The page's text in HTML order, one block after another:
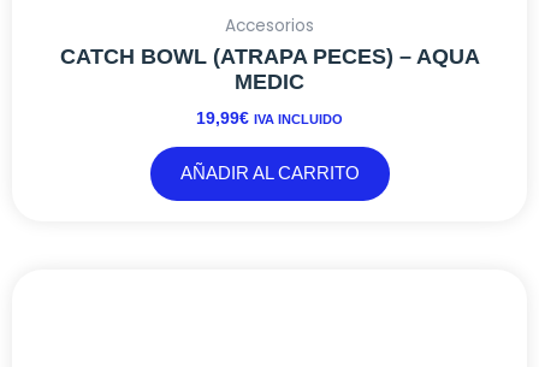
Accesorios
CATCH BOWL (ATRAPA PECES) – AQUA
MEDIC
19,99€ IVA INCLUIDO
AÑADIR AL CARRITO